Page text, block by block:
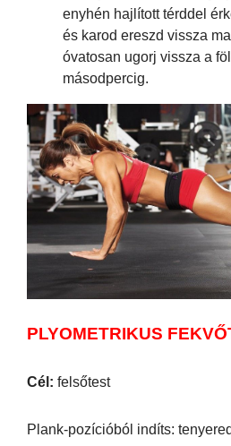
enyhén hajlított térddel
és karod ereszd vissza
óvatosan ugorj vissza a
másodpercig.
PLYOMETRIKUS
Cél: felsőtest
Plank-pozícióból indíts: